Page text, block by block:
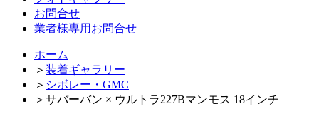
お問合せ
業者様専用お問合せ
ホーム
＞ 装着ギャラリー
＞ シボレー・GMC
＞ サバーバン × ウルトラ227Bマンモス 18インチ